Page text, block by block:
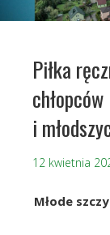
Piłka
i
12 kwietnia
Młode